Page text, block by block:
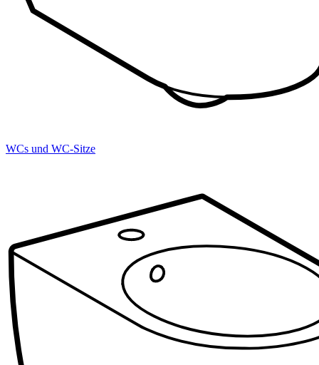
WCs und WC-Sitze